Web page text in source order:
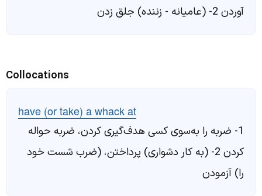
آوردن 2- (عامیانه - زننده) جلق زدن
Collocations
have (or take) a whack at
1- ضربه را به‌سوی کسی هدف‌گیری کردن، ضربه حواله
کردن 2- (به کار دشواری) پرداختن، (ضرب شست خود
را) آزمودن